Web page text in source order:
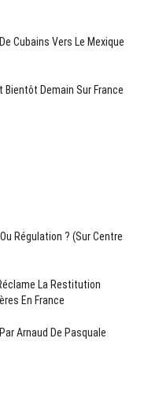
Cubains Vers Le Mexique
Bientôt Demain Sur France
Régulation ? (Sur Centre
La Restitution
En France
Arnaud De Pasquale